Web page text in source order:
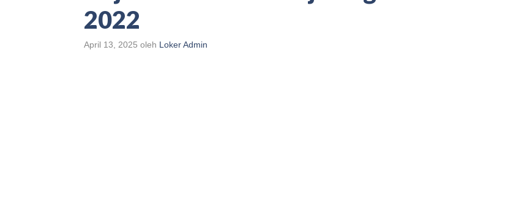
2022
April 13, 2025 oleh Loker Admin